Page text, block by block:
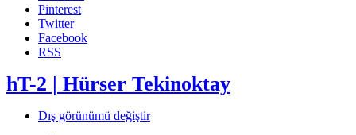
Pinterest
Twitter
Facebook
RSS
hT-2 | Hürser Tekinoktay
Dış görünümü değiştir